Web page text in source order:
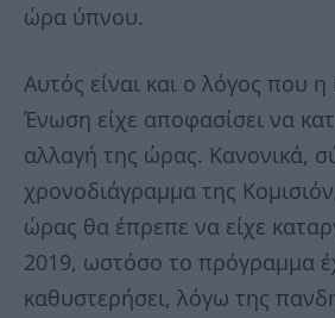
ώρα ύπνου.
Αυτός είναι και ο λόγος που
Ένωση είχε αποφασίσει να
αλλαγή της ώρας. Κανονικά,
χρονοδιάγραμμα της
ώρας θα έπρεπε να είχε
2019, ωστόσο το πρόγραμμα
καθυστερήσει, λόγω της